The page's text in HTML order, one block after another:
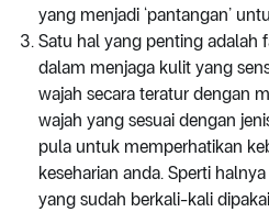
yang menjadi ‘pantangan’
Satu hal yang penting adalah
dalam menjaga kulit yang
wajah secara teratur dengan
wajah yang sesuai dengan
pula untuk memperhatikan
keseharian anda. Sperti
yang sudah berkali-kali